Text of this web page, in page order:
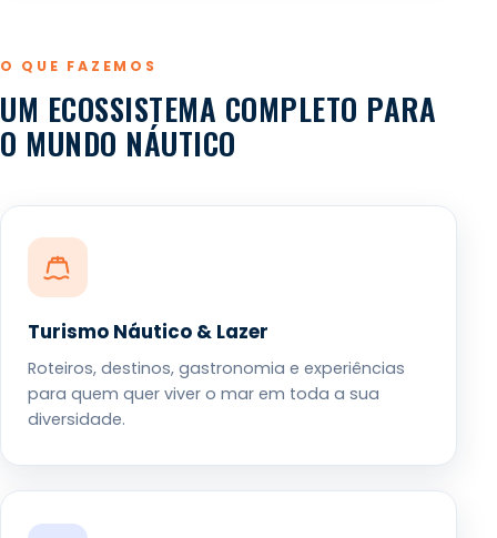
O QUE FAZEMOS
UM ECOSSISTEMA COMPLETO PARA
O MUNDO NÁUTICO
Turismo Náutico & Lazer
Roteiros, destinos, gastronomia e experiências
para quem quer viver o mar em toda a sua
diversidade.